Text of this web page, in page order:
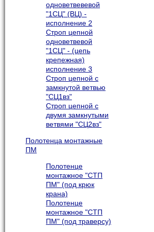
одноветвевевой
"1СЦ" (ВЦ) -
исполнение 2
Строп цепной
одноветвевой
"1СЦ" - (цепь
крепежная)
исполнение 3
Строп цепной с
замкнутой ветвью
"СЦ1вз"
Строп цепной с
двумя замкнутыми
ветвями "СЦ2вз"
Полотенца монтажные
ПМ
Полотенце
монтажное "СТП
ПМ" (под крюк
крана)
Полотенце
монтажное "СТП
ПМ" (под траверсу)